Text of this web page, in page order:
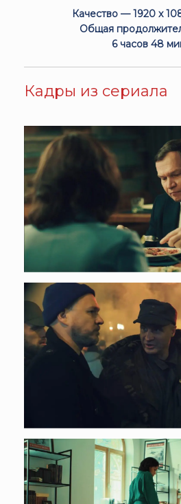
Качество — 1920 x
Общая
6 часов 48
Кадры из сериала